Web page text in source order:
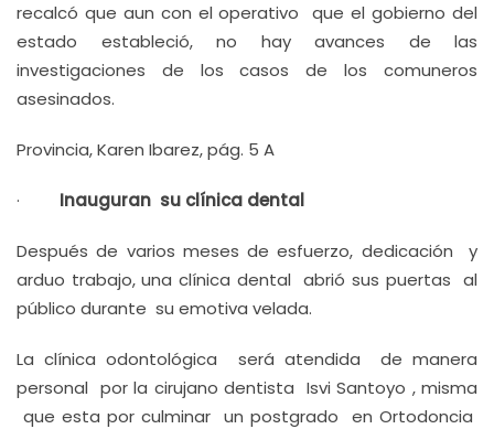
recalcó que aun con el operativo que el gobierno del
estado estableció, no hay avances de las
investigaciones de los casos de los comuneros
asesinados.
Provincia, Karen Ibarez, pág. 5 A
· Inauguran su clínica dental
Después de varios meses de esfuerzo, dedicación y
arduo trabajo, una clínica dental abrió sus puertas al
público durante su emotiva velada.
La clínica odontológica será atendida de manera
personal por la cirujano dentista Isvi Santoyo , misma
que esta por culminar un postgrado en Ortodoncia